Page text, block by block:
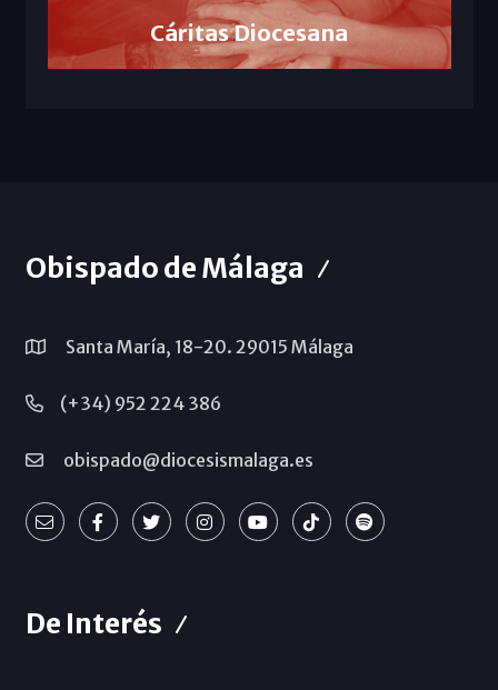
Cáritas Diocesana
Obispado de Málaga
Santa María, 18-20. 29015 Málaga
(+34) 952 224 386
obispado@diocesismalaga.es
De Interés